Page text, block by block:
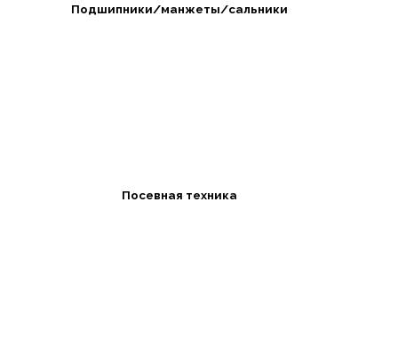
Подшипники/манжеты/сальники
Посевная техника